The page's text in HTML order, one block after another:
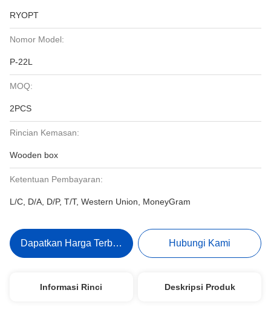
RYOPT
Nomor Model:
P-22L
MOQ:
2PCS
Rincian Kemasan:
Wooden box
Ketentuan Pembayaran:
L/C, D/A, D/P, T/T, Western Union, MoneyGram
Dapatkan Harga Terbaik Hubungi Kami
Informasi Rinci Deskripsi Produk